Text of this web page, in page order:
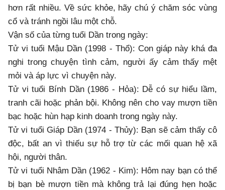
hơn rất nhiều. Về sức khỏe, hãy chú ý chăm sóc vùng
cổ và tránh ngồi lâu một chỗ.
Vận số của từng tuổi Dần trong ngày:
Tử vi tuổi Mậu Dần (1998 - Thổ): Con giáp này khá đa
nghi trong chuyện tình cảm, người ấy cảm thấy mệt
mỏi và áp lực vì chuyện này.
Tử vi tuổi Bính Dần (1986 - Hỏa): Dễ có sự hiểu lầm,
tranh cãi hoặc phản bội. Không nên cho vay mượn tiền
bạc hoặc hùn hạp kinh doanh trong ngày này.
Tử vi tuổi Giáp Dần (1974 - Thủy): Bạn sẽ cảm thấy cô
độc, bất an vì thiếu sự hỗ trợ từ các mối quan hệ xã
hội, người thân.
Tử vi tuổi Nhâm Dần (1962 - Kim): Hôm nay bạn có thể
bị bạn bè mượn tiền mà không trả lại đúng hẹn hoặc